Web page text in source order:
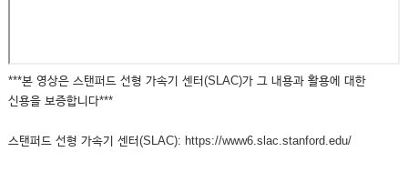
***본 영상은 스탠퍼드 선형 가속기 센터(SLAC)가 그 내용과 활용에 대한
신용을 보증합니다***
스탠퍼드 선형 가속기 센터(SLAC): https://www6.slac.stanford.edu/